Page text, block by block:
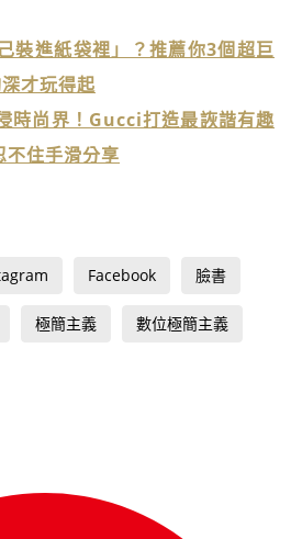
裝進紙袋裡」？推薦你3個超巨
才玩得起
時尚界！Gucci打造最詼諧有趣
不住手滑分享
Facebook 臉書
極簡主義 數位極簡主義